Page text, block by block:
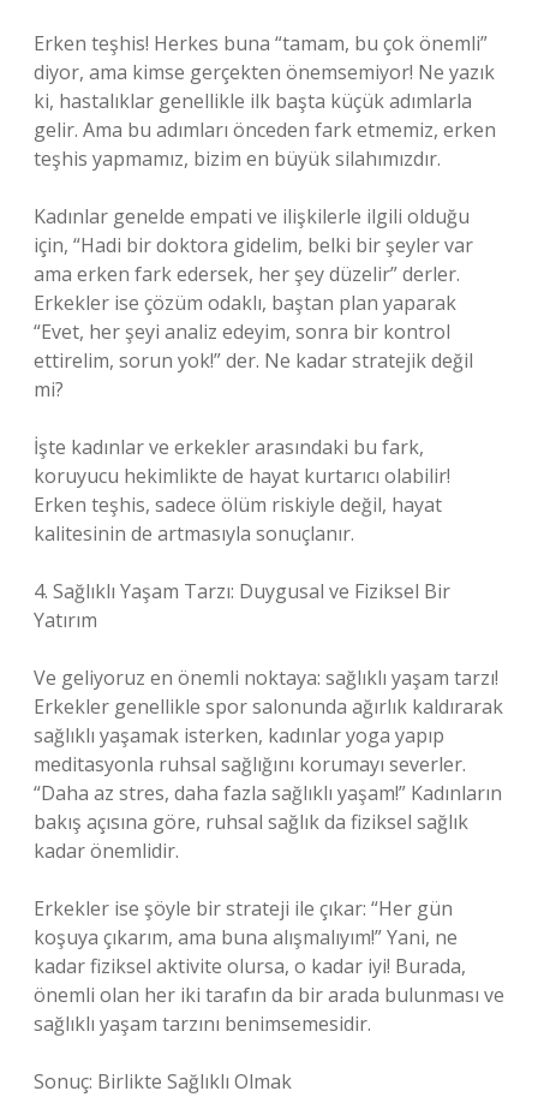
Erken teşhis! Herkes buna “tamam, bu çok önemli”
diyor, ama kimse gerçekten önemsemiyor! Ne yazık
ki, hastalıklar genellikle ilk başta küçük adımlarla
gelir. Ama bu adımları önceden fark etmemiz, erken
teşhis yapmamız, bizim en büyük silahımızdır.
Kadınlar genelde empati ve ilişkilerle ilgili olduğu
için, “Hadi bir doktora gidelim, belki bir şeyler var
ama erken fark edersek, her şey düzelir” derler.
Erkekler ise çözüm odaklı, baştan plan yaparak
“Evet, her şeyi analiz edeyim, sonra bir kontrol
ettirelim, sorun yok!” der. Ne kadar stratejik değil
mi?
İşte kadınlar ve erkekler arasındaki bu fark,
koruyucu hekimlikte de hayat kurtarıcı olabilir!
Erken teşhis, sadece ölüm riskiyle değil, hayat
kalitesinin de artmasıyla sonuçlanır.
4. Sağlıklı Yaşam Tarzı: Duygusal ve Fiziksel Bir
Yatırım
Ve geliyoruz en önemli noktaya: sağlıklı yaşam tarzı!
Erkekler genellikle spor salonunda ağırlık kaldırarak
sağlıklı yaşamak isterken, kadınlar yoga yapıp
meditasyonla ruhsal sağlığını korumayı severler.
“Daha az stres, daha fazla sağlıklı yaşam!” Kadınların
bakış açısına göre, ruhsal sağlık da fiziksel sağlık
kadar önemlidir.
Erkekler ise şöyle bir strateji ile çıkar: “Her gün
koşuya çıkarım, ama buna alışmalıyım!” Yani, ne
kadar fiziksel aktivite olursa, o kadar iyi! Burada,
önemli olan her iki tarafın da bir arada bulunması ve
sağlıklı yaşam tarzını benimsemesidir.
Sonuç: Birlikte Sağlıklı Olmak